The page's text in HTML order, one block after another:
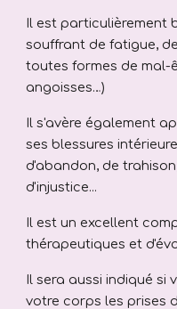
Il est particulièrement
souffrant defatigue,
toutes formes de mal-
angoisses…)
Il s'avère également
sesblessures
d'abandon, de
d'injustice...
Il est un excellent
thérapeutiques et
Il sera aussi indiqué si
votre corps les prises